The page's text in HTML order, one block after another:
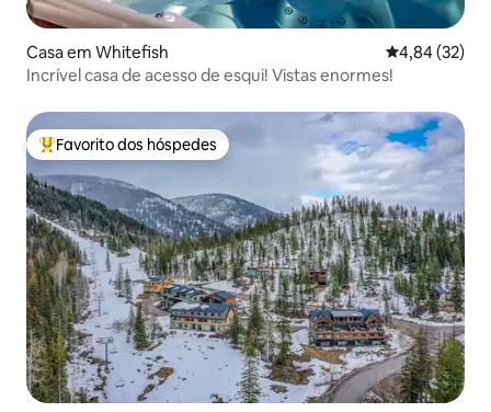
Casa em Whitefish Classificação
4,84 (32)
Incrível casa de acesso de esqui! Vistas enormes!
Favoritos dos hóspedes mais apreciados
Favorito dos hóspedes